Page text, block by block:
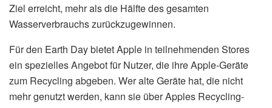
Ziel erreicht, mehr als die Hälfte des gesamten
Wasserverbrauchs zurückzugewinnen.
Für den Earth Day bietet Apple in teilnehmenden Stores
ein spezielles Angebot für Nutzer, die ihre Apple-Geräte
zum Recycling abgeben. Wer alte Geräte hat, die nicht
mehr genutzt werden, kann sie über Apples Recycling-